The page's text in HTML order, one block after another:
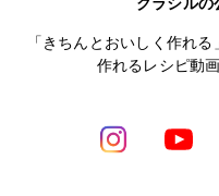
「きちんとおいしく作れ
作れるレシピ動